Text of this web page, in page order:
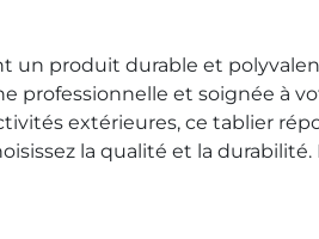
produit durable et
et soignée à
extérieures, ce tablier
la qualité et la